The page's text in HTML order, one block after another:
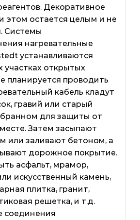
Декоративное
этом остается целым и не
Системы
нагревательные
устанавливаются
участках открытых
планируется проводить
кабель кладут
гравий или старый
для защиты от
Затем засыпают
или заливают бетоном, а
дорожное покрытие.
асфальт, мрамор,
искусственный камень,
плитка, гранит,
решетка, и т.д.
соединения